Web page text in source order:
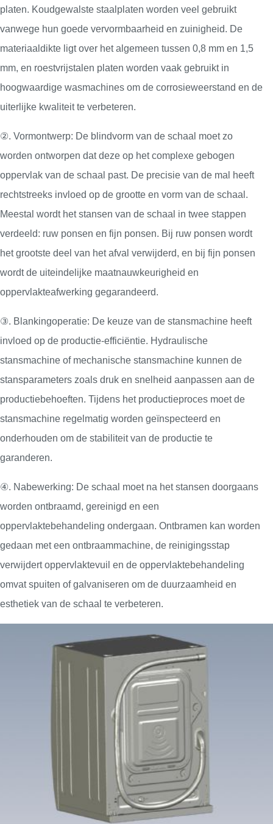
platen. Koudgewalste staalplaten worden veel gebruikt
vanwege hun goede vervormbaarheid en zuinigheid. De
materiaaldikte ligt over het algemeen tussen 0,8 mm en 1,5
mm, en roestvrijstalen platen worden vaak gebruikt in
hoogwaardige wasmachines om de corrosieweerstand en de
uiterlijke kwaliteit te verbeteren.
②. Vormontwerp: De blindvorm van de schaal moet zo
worden ontworpen dat deze op het complexe gebogen
oppervlak van de schaal past. De precisie van de mal heeft
rechtstreeks invloed op de grootte en vorm van de schaal.
Meestal wordt het stansen van de schaal in twee stappen
verdeeld: ruw ponsen en fijn ponsen. Bij ruw ponsen wordt
het grootste deel van het afval verwijderd, en bij fijn ponsen
wordt de uiteindelijke maatnauwkeurigheid en
oppervlakteafwerking gegarandeerd.
③. Blankingoperatie: De keuze van de stansmachine heeft
invloed op de productie-efficiëntie. Hydraulische
stansmachine of mechanische stansmachine kunnen de
stansparameters zoals druk en snelheid aanpassen aan de
productiebehoeften. Tijdens het productieproces moet de
stansmachine regelmatig worden geïnspecteerd en
onderhouden om de stabiliteit van de productie te
garanderen.
④. Nabewerking: De schaal moet na het stansen doorgaans
worden ontbraamd, gereinigd en een
oppervlaktebehandeling ondergaan. Ontbramen kan worden
gedaan met een ontbraammachine, de reinigingsstap
verwijdert oppervlaktevuil en de oppervlaktebehandeling
omvat spuiten of galvaniseren om de duurzaamheid en
esthetiek van de schaal te verbeteren.